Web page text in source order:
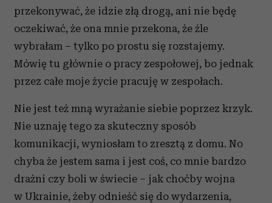
przekonywać, że idzie złą drogą, ani nie będę
oczekiwać, że ona mnie przekona, że źle
wybrałam – tylko po prostu się rozstajemy.
Mówię tu głównie o pracy zespołowej, bo jednak
przez całe moje życie pracuję w zespołach.
Nie jest też mną wyrażanie siebie poprzez krzyk.
Nie uznaję tego za skuteczny sposób
komunikacji, wyniosłam to zresztą z domu. No
chyba że jestem sama i jest coś, co mnie bardzo
drażni czy boli w świecie – jak choćby wojna
w Ukrainie, żeby odnieść się do wydarzenia,